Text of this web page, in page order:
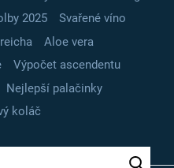
2025
Svařené víno
Aloe vera
Výpočet ascendentu
Nejlepší palačinky
koláč